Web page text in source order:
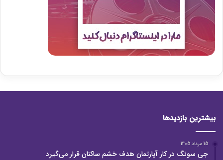
بیشترین بازدیدها
15 مرداد 1405
جی سونگ در کار آپارتمان هدف خشم ساکنان قرار می‌گیرد